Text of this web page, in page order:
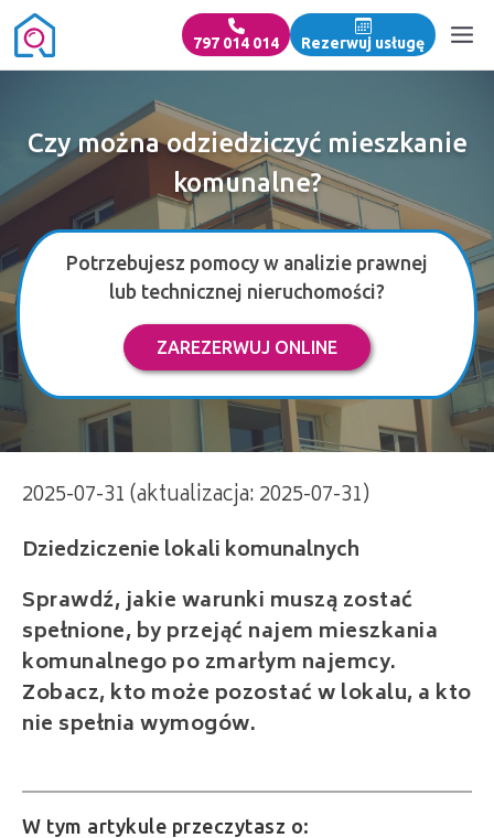
797 014 014 Rezerwuj usługę
Czy można odziedziczyć mieszkanie
komunalne?
Potrzebujesz pomocy w analizie prawnej
lub technicznej nieruchomości?
ZAREZERWUJ ONLINE
2025-07-31 (aktualizacja: 2025-07-31)
Dziedziczenie lokali komunalnych
Sprawdź, jakie warunki muszą zostać
spełnione, by przejąć najem mieszkania
komunalnego po zmarłym najemcy.
Zobacz, kto może pozostać w lokalu, a kto
nie spełnia wymogów.
W tym artykule przeczytasz o: